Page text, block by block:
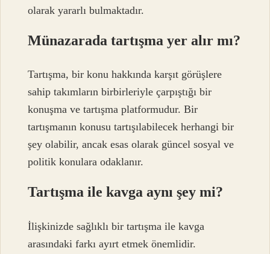
olarak yararlı bulmaktadır.
Münazarada tartışma yer alır mı?
Tartışma, bir konu hakkında karşıt görüşlere
sahip takımların birbirleriyle çarpıştığı bir
konuşma ve tartışma platformudur. Bir
tartışmanın konusu tartışılabilecek herhangi bir
şey olabilir, ancak esas olarak güncel sosyal ve
politik konulara odaklanır.
Tartışma ile kavga aynı şey mi?
İlişkinizde sağlıklı bir tartışma ile kavga
arasındaki farkı ayırt etmek önemlidir.